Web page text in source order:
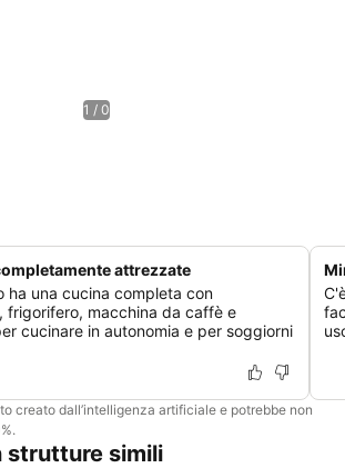
1 / 0
attrezzate
ha una cucina completa con
frigorifero, macchina da caffè e
cucinare in autonomia e per soggiorni
creato dall’intelligenza artificiale e potrebbe non
strutture simili